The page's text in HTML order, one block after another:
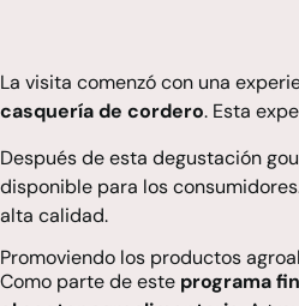
La visita comenzó con una
casquería de cordero. Esta
Después de esta degustación
disponible para los
alta calidad.
Promoviendo los productos
Como parte de este programa